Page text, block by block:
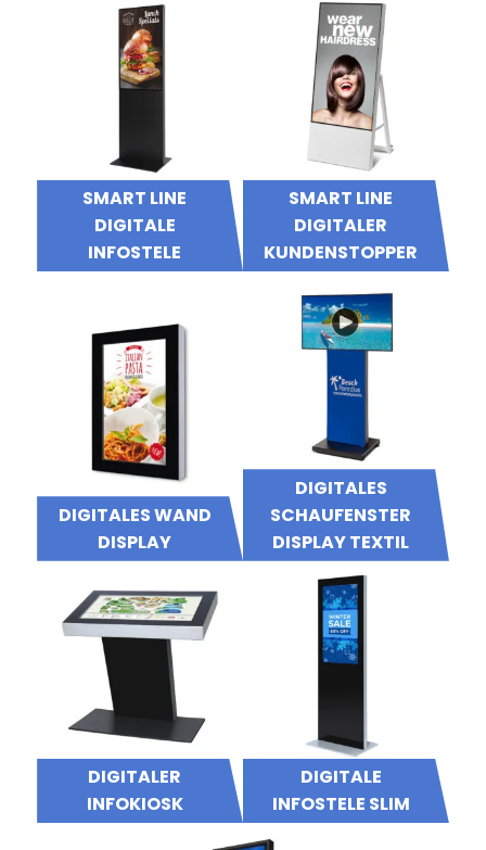
SMART LINE
DIGITALE
INFOSTELE
SMART LINE
DIGITALER
KUNDENSTOPPER
DIGITALES WAND
DISPLAY
DIGITALES
SCHAUFENSTER
DISPLAY TEXTIL
DIGITALER
INFOKIOSK
DIGITALE
INFOSTELE SLIM